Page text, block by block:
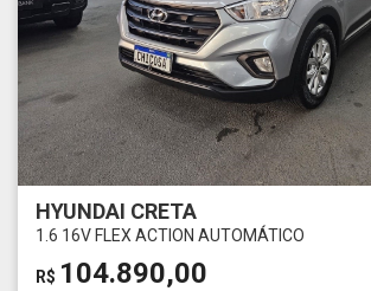
HYUNDAI CRETA
1.6 16V FLEX ACTION AUTOMÁTICO
R$ 104.890,00